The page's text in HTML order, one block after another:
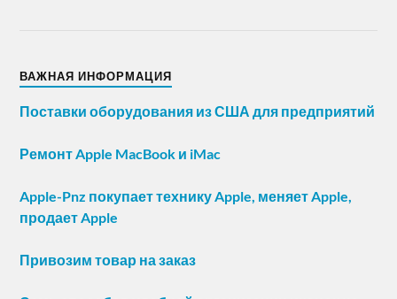
ВАЖНАЯ ИНФОРМАЦИЯ
Поставки оборудования из США для предприятий
Ремонт Apple MacBook и iMac
Apple-Pnz покупает технику Apple, меняет Apple,
продает Apple
Привозим товар на заказ